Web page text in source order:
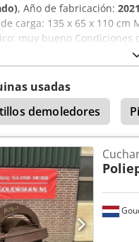
, Año de fabricación: 2021
carga: 135 x 65 x 110 cm
muy bueno Condiciones
para obtener más
de 12 voltios * Sistema
de 360° * Inclinación de
usadas
demoledores